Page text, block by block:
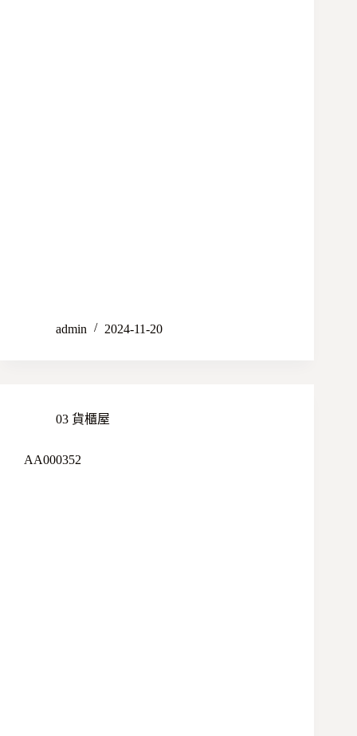
admin 2024-11-20
03 貨櫃屋
AA000352